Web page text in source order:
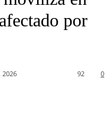
por
2026 0
92